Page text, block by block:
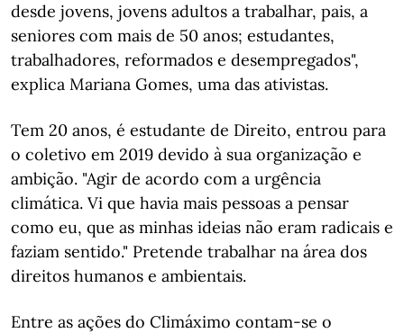
desde jovens, jovens adultos a trabalhar, pais, a
seniores com mais de 50 anos; estudantes,
trabalhadores, reformados e desempregados",
explica Mariana Gomes, uma das ativistas.
Tem 20 anos, é estudante de Direito, entrou para
o coletivo em 2019 devido à sua organização e
ambição. "Agir de acordo com a urgência
climática. Vi que havia mais pessoas a pensar
como eu, que as minhas ideias não eram radicais e
faziam sentido." Pretende trabalhar na área dos
direitos humanos e ambientais.
Entre as ações do Climáximo contam-se o